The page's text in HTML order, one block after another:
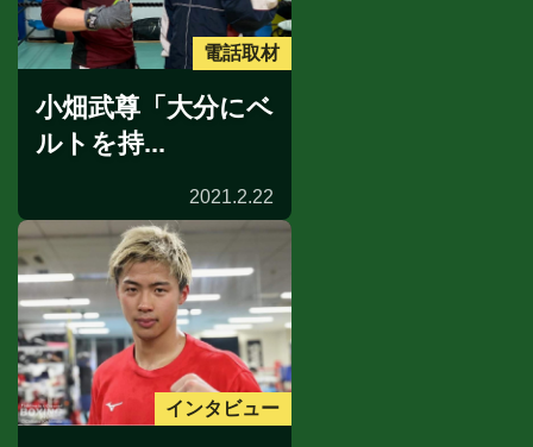
電話取材
小畑武尊「大分にベ
ルトを持...
2021.2.22
インタビュー